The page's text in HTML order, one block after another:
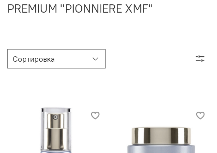
PREMIUM "PIONNIERE XMF"